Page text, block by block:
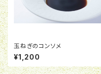
玉ねぎのコンソメ
¥1,200